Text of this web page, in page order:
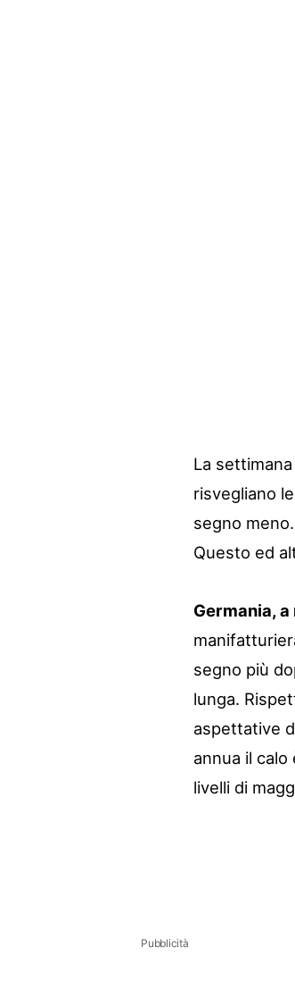
La
risvegliano
segno
Questo ed
Germania,
segno più
lunga.
aspettative
annua il
livelli di
Pubblicità